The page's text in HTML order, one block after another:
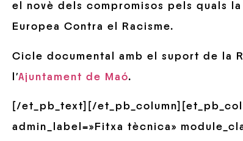
el novè dels compromisos pels quals
Europea Contra el Racisme.
Cicle documental amb el suport de la
l’Ajuntament de Maó.
[/et_pb_text][/
admin_label=»Fitxa tècnica»